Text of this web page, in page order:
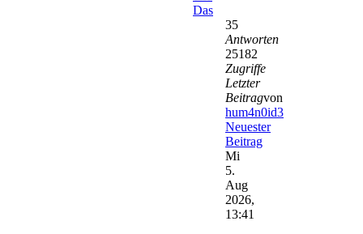
Das
35
Antworten
25182
Zugriffe
Letzter
Beitragvon
hum4n0id3
Neuester
Beitrag
Mi
5.
Aug
2026,
13:41